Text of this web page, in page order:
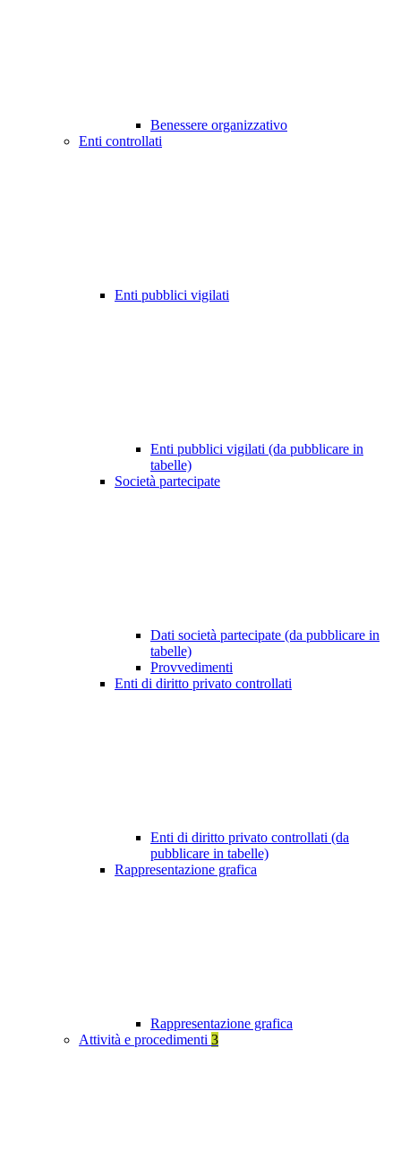
Benessere organizzativo
Enti controllati
Enti pubblici vigilati
Enti pubblici vigilati (da pubblicare in
tabelle)
Società partecipate
Dati società partecipate (da pubblicare in
tabelle)
Provvedimenti
Enti di diritto privato controllati
Enti di diritto privato controllati (da
pubblicare in tabelle)
Rappresentazione grafica
Rappresentazione grafica
Attività e procedimenti 3